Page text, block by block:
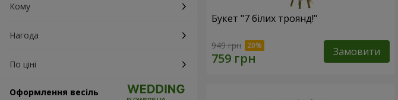
Кому
Нагода
По ціні
Оформлення весіль
Букет "7 білих троянд!"
949 грн Замовити